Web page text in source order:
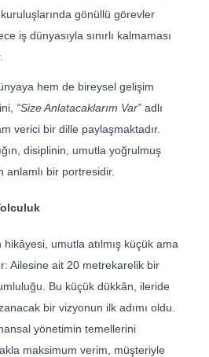
gönüllü görevler
iş dünyasıyla sınırlı kalmaması
hem de bireysel gelişim
“Size Anlatacaklarım Var” adlı
verici bir dille paylaşmaktadır.
disiplinin, umutla yoğrulmuş
anlamlı bir portresidir.
hikâyesi, umutla atılmış küçük ama
Ailesine ait 20 metrekarelik bir
Bu küçük dükkân, ileride
bir vizyonun ilk adımı oldu.
yönetimin temellerini
maksimum verim, müşteriyle